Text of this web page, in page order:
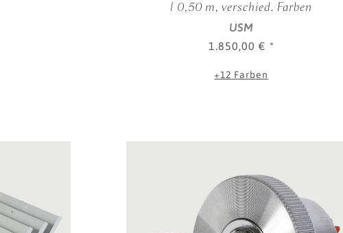
| 0,50 m, verschied. Farben
USM
1.850,00 € *
+12 Farben